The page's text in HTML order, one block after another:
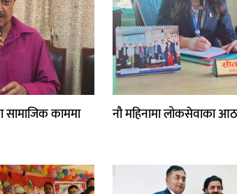
काममा
नौ महिनामा लोकसेवाका आठ